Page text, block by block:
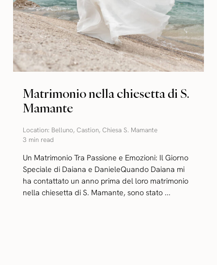
Matrimonio nella chiesetta di S.
Mamante
Location: Belluno,Castion,Chiesa S. Mamante
3 min read
Un Matrimonio Tra Passione e Emozioni: Il Giorno
Speciale di Daiana e DanieleQuando Daiana mi
ha contattato un anno prima del loro matrimonio
nella chiesetta di S. Mamante, sono stato ...